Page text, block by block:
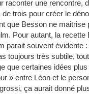
raconter une rencontre,
trois pour créer le
que Besson ne maitrise
Pour autant, la recette
parait souvent évidente
toujours très subtile,
que certaines idées
» entre Léon et le
ça aurait donné